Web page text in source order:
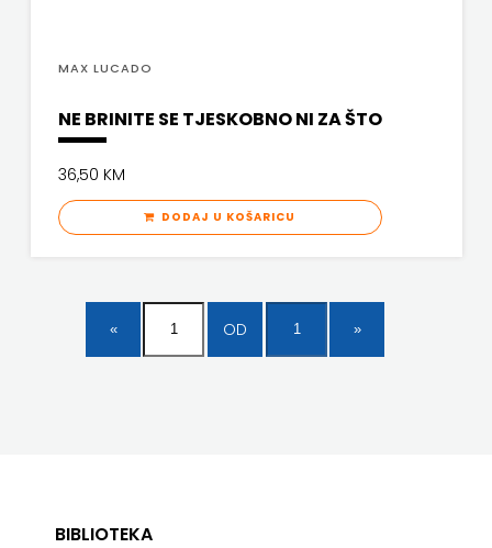
DJECA
NAŠA
NOVOTEKS
OMEGA
PLANETOPIJA
MAX LUCADO
NE BRINITE SE TJESKOBNO NI ZA ŠTO
36,50 KM
DODAJ U KOŠARICU
OD
BIBLIOTEKA